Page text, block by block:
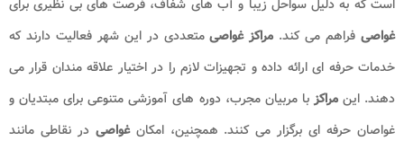
است که به دلیل سواحل زیبا و آب های شفاف، فرصت های بی نظیری برای
غواصی فراهم می کند. مراکز غواصیمتعددی در این شهر فعالیت دارند که
خدمات حرفه ای ارائه داده و تجهیزات لازم را در اختیار علاقه مندان قرار می
دهند. اینمراکزبا مربیان مجرب، دوره های آموزشی متنوعی برای مبتدیان و
غواصان حرفه ای برگزار می کنند. همچنین، امکانغواصیدر نقاطی مانند